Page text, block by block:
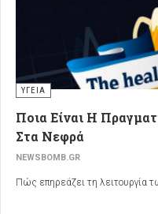
ΥΓΕΙΑ
Ποια Είναι Η
Στα Νεφρά
NEWSBOMB.GR
Πώς επηρεάζει τη λειτουργία